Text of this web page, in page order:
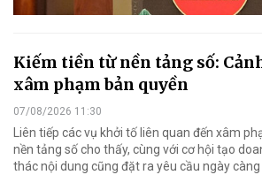
Kiếm tiền từ nền tảng số:
xâm phạm bản quyền
07/08/2026 11:30
Liên tiếp các vụ khởi tố liên quan đến xâm
nền tảng số cho thấy, cùng với cơ hội tạo
thác nội dung cũng đặt ra yêu cầu ngày